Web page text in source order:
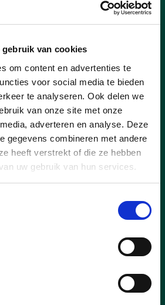
gebruik van cookies
om content en advertenties te
voor social media te bieden
te analyseren. Ook delen we
van onze site met onze
adverteren en analyse. Deze
gegevens combineren met andere
heeft verstrekt of die ze hebben
uw gebruik van hun services.
voor
de inwoners van Klein-
voor heel Laakdal.
Capellebeemden
Well’Air Dynamics
wordt door het College